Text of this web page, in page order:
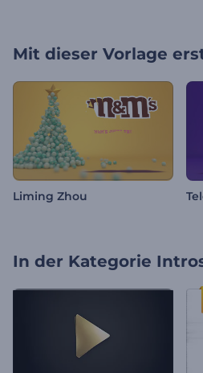
Mit dieser Vorlage
Liming Zhou
In der Kategorie